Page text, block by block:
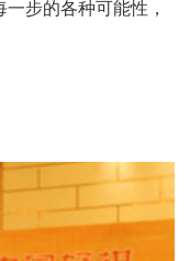
步的各种可能性，